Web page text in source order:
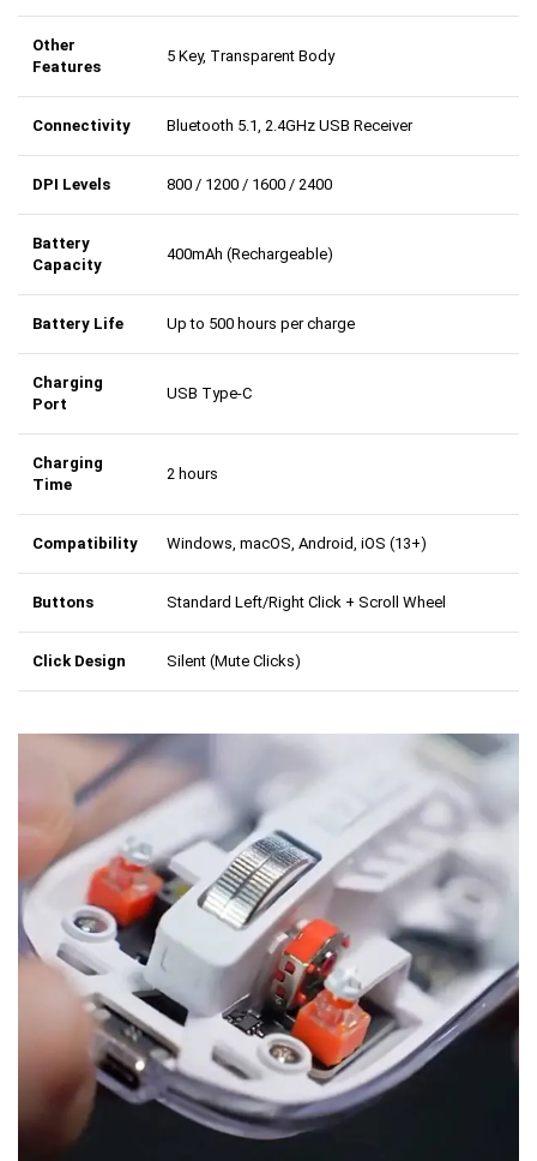
Other
Features
5 Key, Transparent Body
Connectivity Bluetooth 5.1, 2.4GHz USB Receiver
DPI Levels 800 / 1200 / 1600 / 2400
Battery
Capacity
400mAh (Rechargeable)
Battery Life Up to 500 hours per charge
Charging
Port
USB Type-C
Charging
Time
2 hours
Compatibility Windows, macOS, Android, iOS (13+)
Buttons Standard Left/Right Click + Scroll Wheel
Click Design Silent (Mute Clicks)